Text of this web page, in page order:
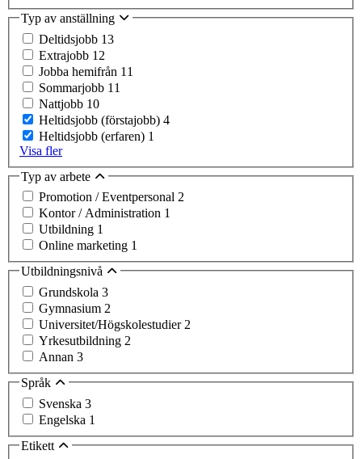
Typ av anställning
Deltidsjobb 13
Extrajobb 12
Jobba hemifrån 11
Sommarjobb 11
Nattjobb 10
Heltidsjobb (förstajobb) 4
Heltidsjobb (erfaren) 1
Visa fler
Typ av arbete
Promotion / Eventpersonal 2
Kontor / Administration 1
Utbildning 1
Online marketing 1
Utbildningsnivå
Grundskola 3
Gymnasium 2
Universitet/Högskolestudier 2
Yrkesutbildning 2
Annan 3
Språk
Svenska 3
Engelska 1
Etikett